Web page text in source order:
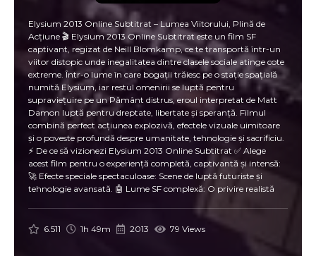
Elysium 2013 Online Subtitrat – Lumea Viitorului, Plină de
Acțiune 🎬 Elysium 2013 Online Subtitrat este un film SF
captivant, regizat de Neill Blomkamp, ce te transportă într-un
viitor distopic unde inegalitatea dintre clasele sociale atinge cote
extreme. Într-o lume în care bogații trăiesc pe o stație spațială
numită Elysium, iar restul omenirii se luptă pentru
supraviețuire pe un Pământ distrus, eroul interpretat de Matt
Damon luptă pentru dreptate, libertate și speranță. Filmul
combină perfect acțiunea explozivă, efectele vizuale uimitoare
și o poveste profundă despre umanitate, tehnologie și sacrificiu.
⚡ De ce să vizionezi Elysium 2013 Online Subtitrat ✅ Alege
acest film pentru o experiență completă, captivantă și intensă:
🚀 Efecte speciale spectaculoase: Scene de luptă futuriste și
tehnologie avansată. 🤖 Lume SF complexă: O privire realistă
Damon, Jodie Foster și Sharlto Copley într-o distribuție de
excepție. 💥 Acțiune non-stop: Lupte, emoții și momente
6.511 1h 49m 2013 79 Views